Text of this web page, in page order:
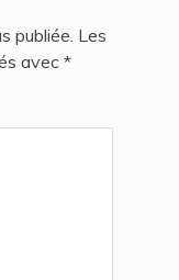
publiée. Les
avec *